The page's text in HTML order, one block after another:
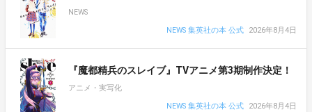
NEWS
NEWS 集英社の本 公式
2026年8月4日
『魔都精兵のスレイブ』TVアニメ第3期制作決定！
アニメ・実写化
NEWS 集英社の本 公式
2026年8月4日